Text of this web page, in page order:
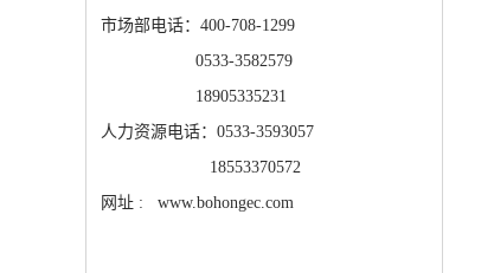
市场部电话：400-708-1299
0533-3582579
18905335231
人力资源电话：0533-3593057
18553370572
网址 : www.bohongec.com